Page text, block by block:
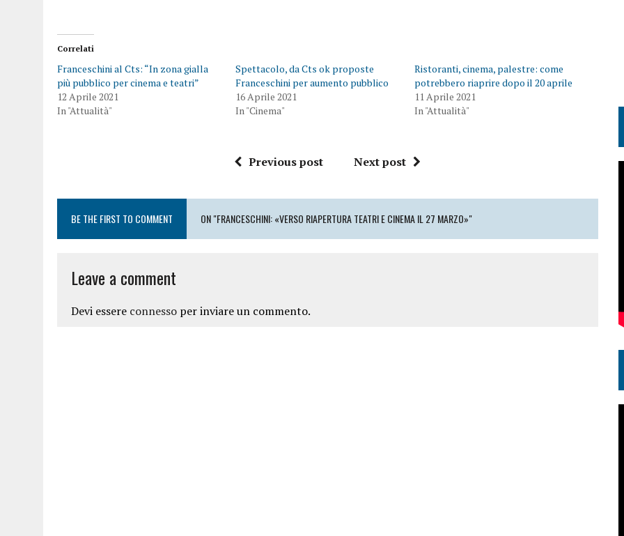
Correlati
Franceschini al Cts: “In zona gialla
più pubblico per cinema e teatri”
12 Aprile 2021
In "Attualità"
Spettacolo, da Cts ok proposte
Franceschini per aumento pubblico
16 Aprile 2021
In "Cinema"
Ristoranti, cinema, palestre: come
potrebbero riaprire dopo il 20 aprile
11 Aprile 2021
In "Attualità"
Previous post Next post
BE THE FIRST TO COMMENT ON "FRANCESCHINI: «VERSO RIAPERTURA TEATRI E CINEMA IL 27 MARZO»"
Leave a comment
Devi essere connesso per inviare un commento.